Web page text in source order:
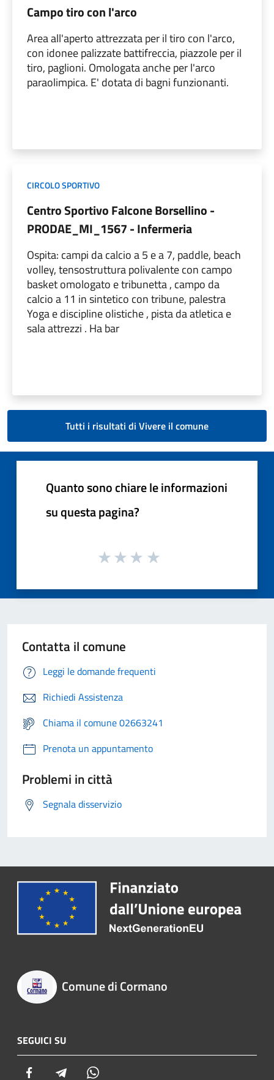
Campo tiro con l'arco
Area all'aperto attrezzata per il tiro con l'arco,
con idonee palizzate battifreccia, piazzole per il
tiro, paglioni. Omologata anche per l'arco
paraolimpica. E' dotata di bagni funzionanti.
CIRCOLO SPORTIVO
Centro Sportivo Falcone Borsellino -
PRODAE_MI_1567 - Infermeria
Ospita: campi da calcio a 5 e a 7, paddle, beach
volley, tensostruttura polivalente con campo
basket omologato e tribunetta , campo da
calcio a 11 in sintetico con tribune, palestra
Yoga e discipline olistiche , pista da atletica e
sala attrezzi . Ha bar
Tutti i risultati di Vivere il comune
Quanto sono chiare le informazioni
su questa pagina?
Contatta il comune
Leggi le domande frequenti
Richiedi Assistenza
Chiama il comune 02663241
Prenota un appuntamento
Problemi in città
Segnala disservizio
Comune di Cormano
SEGUICI SU
Facebook Telegram